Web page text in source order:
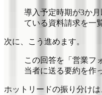
導入予定時期が3か
ている資料請求を一
次に、こう進めます。
この回答を「営業フ
当者に送る要約を作
ホットリードの振り分けは